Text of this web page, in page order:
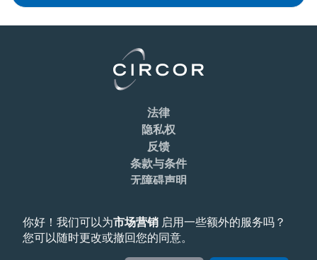
你好！我们可以为市场营销 启用一些额外的服务吗？
您可以随时更改或撤回您的同意。
法律
隐私权
反馈
条款与条件
无障碍声明
© CIRCOR International, Inc. All Rights Reserved, 2026